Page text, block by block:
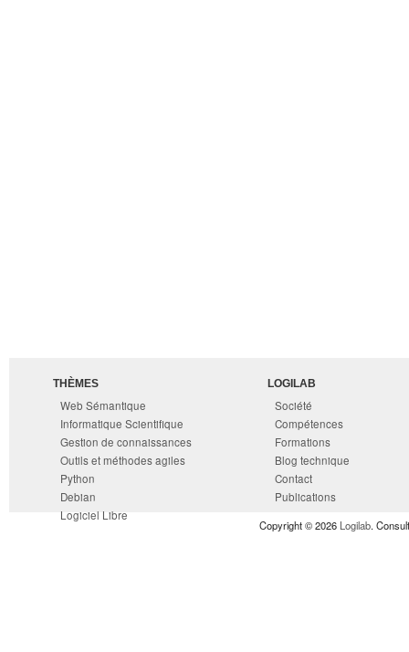
THÈMES
Web Sémantique
Informatique Scientifique
Gestion de connaissances
Outils et méthodes agiles
Python
Debian
Logiciel Libre
LOGILAB
Société
Compétences
Formations
Blog technique
Contact
Publications
Copyright © 2026 Logilab.